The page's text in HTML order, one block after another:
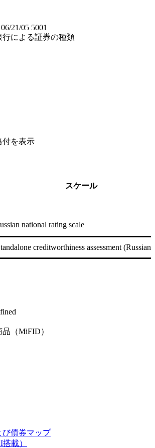
21/05 5001
行による証券の種類
付を表示
スケール
national rating scale
creditworthiness assessment (Russian
（MiFID）
び債券マップ
載）